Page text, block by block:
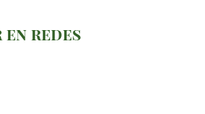
redes